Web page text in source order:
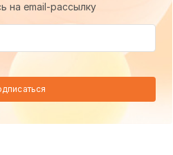
на email-рассылку